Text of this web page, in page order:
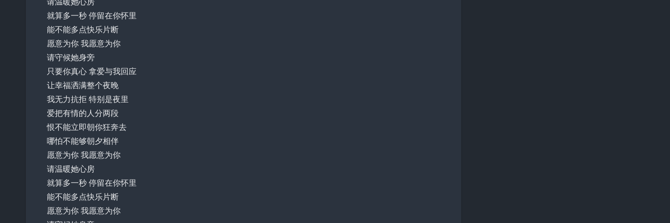
就算多一秒 停留在你怀里
能不能多点快乐片断
愿意为你 我愿意为你
请守候她身旁
只要你真心 拿爱与我回应
让幸福洒满整个夜晚
我无力抗拒 特别是夜里
爱把有情的人分两段
恨不能立即朝你狂奔去
哪怕不能够朝夕相伴
愿意为你 我愿意为你
请温暖她心房
就算多一秒 停留在你怀里
能不能多点快乐片断
愿意为你 我愿意为你